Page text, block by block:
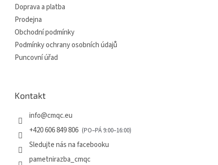
Doprava a platba
Prodejna
Obchodní podmínky
Podmínky ochrany osobních údajů
Puncovní úřad
Kontakt
info@cmqc.eu
+420 606 849 806
Sledujte nás na facebooku
pametnirazba_cmqc